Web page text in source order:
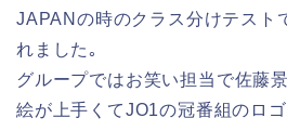
JAPANの時のクラス分けテスト
れました｡
グループではお笑い担当で佐藤
絵が上手くてJO1の冠番組のロ